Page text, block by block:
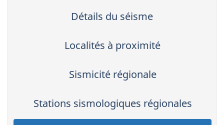
Détails du séisme
Localités à proximité
Sismicité régionale
Stations sismologiques régionales